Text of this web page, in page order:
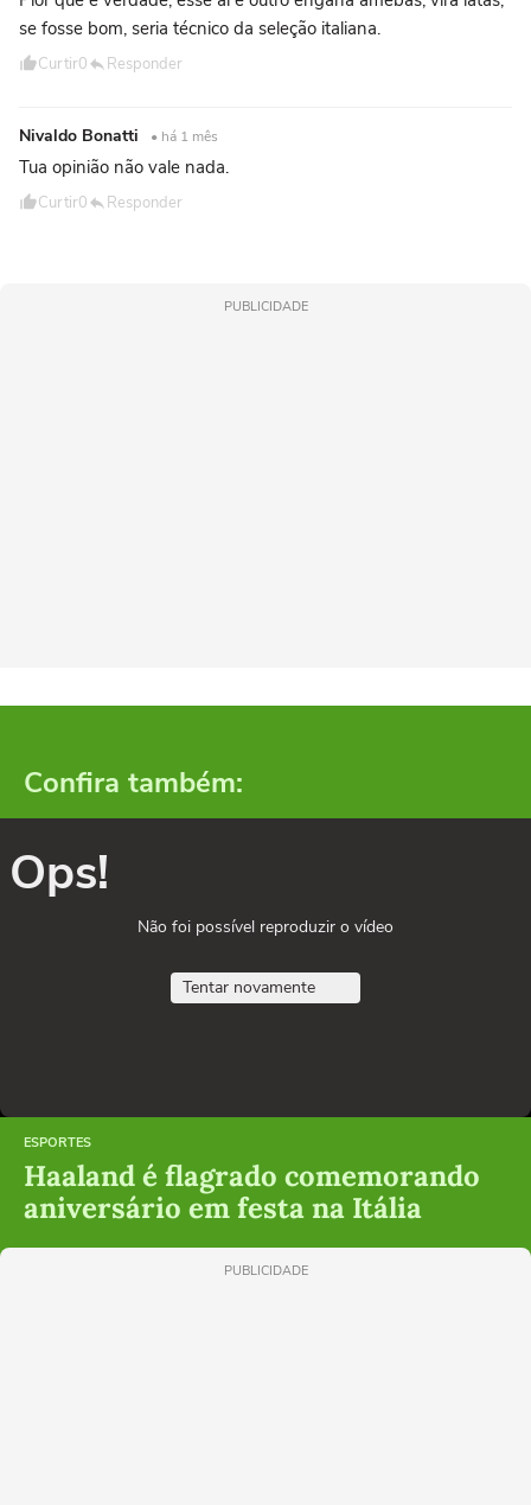
se fosse bom, seria técnico da seleção italiana.
Curtir0 Responder
Nivaldo Bonatti • há 1 mês
Tua opinião não vale nada.
Curtir0 Responder
PUBLICIDADE
Confira também:
Ops!
Não foi possível reproduzir o vídeo
Tentar novamente
ESPORTES
Haaland é flagrado comemorando
aniversário em festa na Itália
PUBLICIDADE